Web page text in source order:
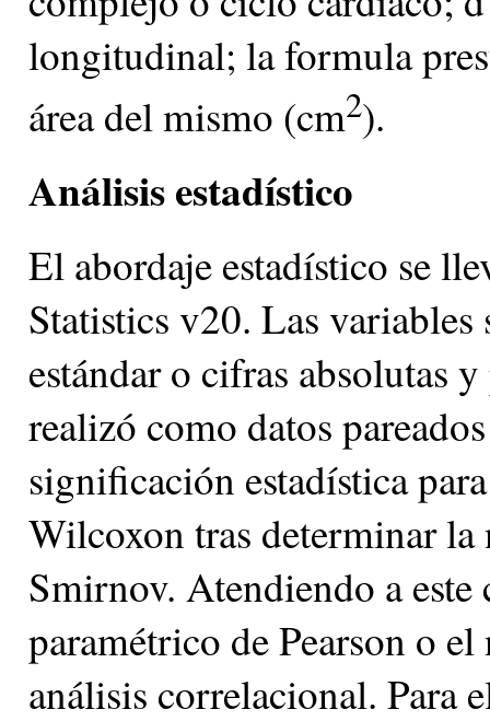
longitudinal; la formula
área del mismo (cm2).
Análisis estadístico
El abordaje estadístico se
Statistics v20. Las
estándar o cifras absolutas
realizó como datos
significación estadística
Wilcoxon tras determinar
Smirnov. Atendiendo a
paramétrico de Pearson o
análisis correlacional. Para